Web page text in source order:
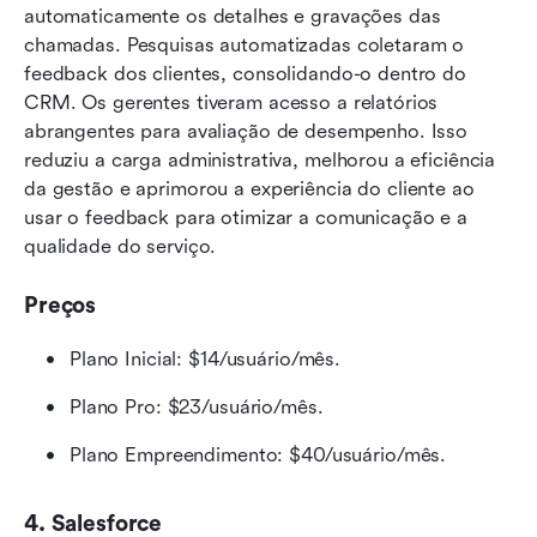
automaticamente os detalhes e gravações das
chamadas. Pesquisas automatizadas coletaram o
feedback dos clientes, consolidando-o dentro do
CRM. Os gerentes tiveram acesso a relatórios
abrangentes para avaliação de desempenho. Isso
reduziu a carga administrativa, melhorou a eficiência
da gestão e aprimorou a experiência do cliente ao
usar o feedback para otimizar a comunicação e a
qualidade do serviço.
Preços
Plano Inicial: $14/usuário/mês.
Plano Pro: $23/usuário/mês.
Plano Empreendimento: $40/usuário/mês.
4. Salesforce